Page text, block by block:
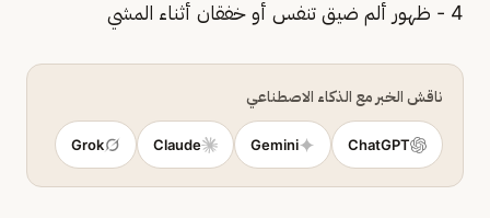
4 - ظهور ألم ضيق تنفس أو خفقان أثناء المشي
ناقش الخبر مع الذكاء الاصطناعي
ChatGPT
Gemini
Claude
Grok